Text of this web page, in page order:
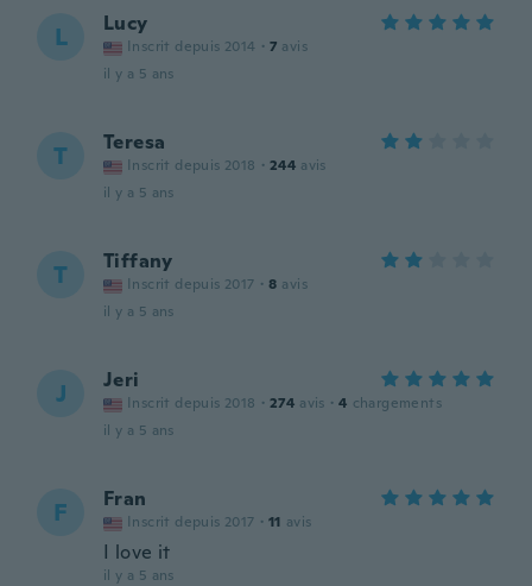
L Lucy
Inscrit depuis 2014 · 7 avis
il y a 5 ans
T Teresa
Inscrit depuis 2018 · 244 avis
il y a 5 ans
T Tiffany
Inscrit depuis 2017 · 8 avis
il y a 5 ans
J Jeri
Inscrit depuis 2018 · 274 avis · 4 chargements
il y a 5 ans
F Fran
Inscrit depuis 2017 · 11 avis
I love it
il y a 5 ans